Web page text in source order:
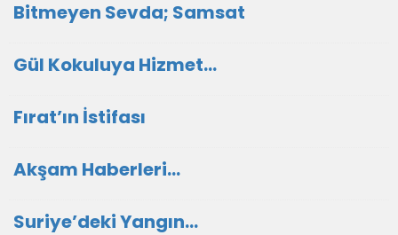
Bitmeyen Sevda; Samsat
Gül Kokuluya Hizmet…
Fırat’ın İstifası
Akşam Haberleri…
Suriye’deki Yangın…